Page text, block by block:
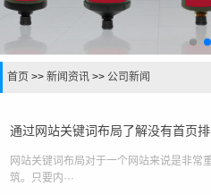
首页 >> 新闻资讯 >> 公司新闻
通过网站关键词布局了解没有首页
网站关键词布局对于一个网站来说是非常
筑。只要内···